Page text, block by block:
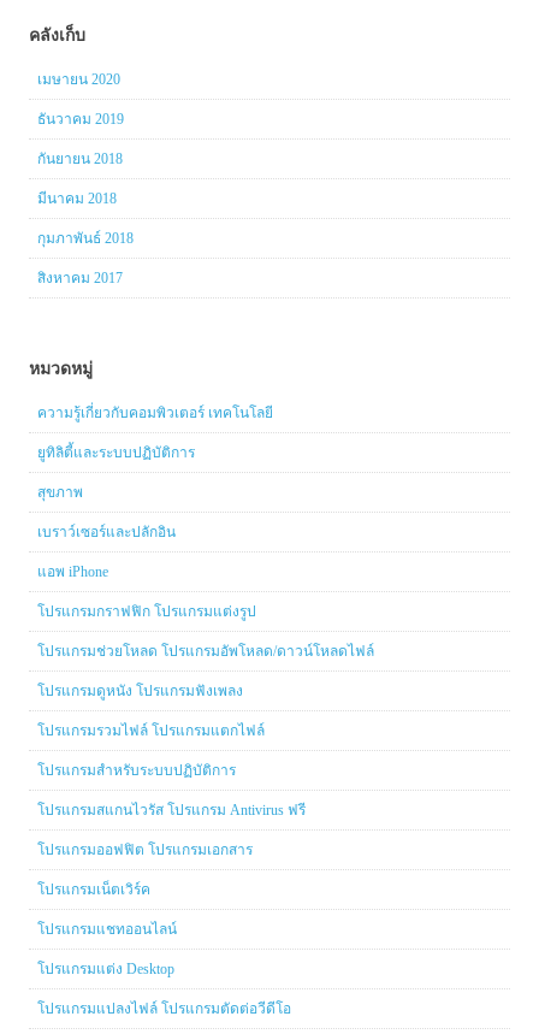
คลังเก็บ
เมษายน 2020
ธันวาคม 2019
กันยายน 2018
มีนาคม 2018
กุมภาพันธ์ 2018
สิงหาคม 2017
หมวดหมู่
ความรู้เกี่ยวกับคอมพิวเตอร์ เทคโนโลยี
ยูทิลิตี้และระบบปฏิบัติการ
สุขภาพ
เบราว์เซอร์และปลักอิน
แอพ iPhone
โปรแกรมกราฟฟิก โปรแกรมแต่งรูป
โปรแกรมช่วยโหลด โปรแกรมอัพโหลด/ดาวน์โหลดไฟล์
โปรแกรมดูหนัง โปรแกรมฟังเพลง
โปรแกรมรวมไฟล์ โปรแกรมแตกไฟล์
โปรแกรมสำหรับระบบปฏิบัติการ
โปรแกรมสแกนไวรัส โปรแกรม Antivirus ฟรี
โปรแกรมออฟฟิต โปรแกรมเอกสาร
โปรแกรมเน็ตเวิร์ค
โปรแกรมแชทออนไลน์
โปรแกรมแต่ง Desktop
โปรแกรมแปลงไฟล์ โปรแกรมตัดต่อวีดีโอ